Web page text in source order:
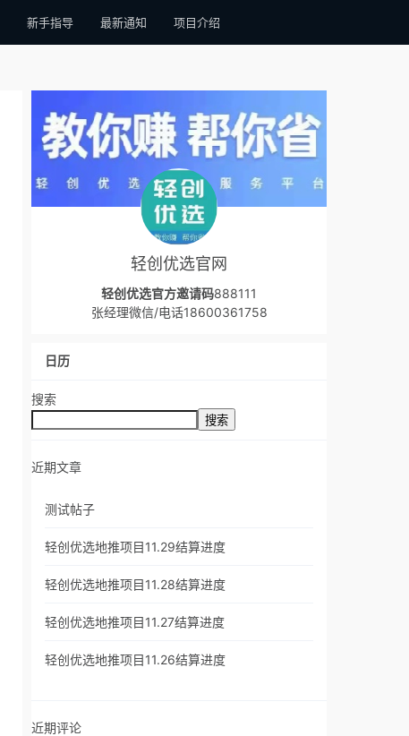
新手指导 最新通知 项目介绍
轻创优选官网
轻创优选官方邀请码888111
张经理微信/电话18600361758
日历
搜索
搜索
近期文章
测试帖子
轻创优选地推项目11.29结算进度
轻创优选地推项目11.28结算进度
轻创优选地推项目11.27结算进度
轻创优选地推项目11.26结算进度
近期评论